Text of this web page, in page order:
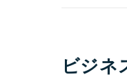
ビジネ